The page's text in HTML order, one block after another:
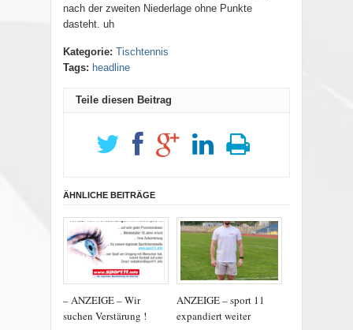
nach der zweiten Niederlage ohne Punkte
dasteht. uh
Kategorie: Tischtennis
Tags: headline
Teile diesen Beitrag
ÄHNLICHE BEITRÄGE
– ANZEIGE – Wir
suchen Verstärung !
ANZEIGE – sport 11
expandiert weiter